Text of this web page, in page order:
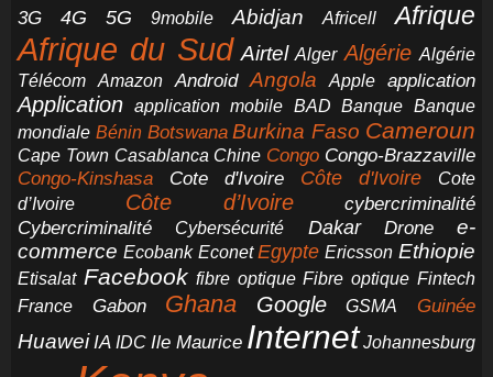
3G 4G 5G 9mobile Abidjan Africell Afrique
Afrique du Sud Airtel Alger Algérie Algérie
Télécom
Amazon Android Angola Apple application
Application application mobile BAD Banque Banque
mondiale Bénin Botswana Burkina Faso Cameroun
Cape Town Casablanca Chine Congo Congo-Brazzaville
Congo-Kinshasa Cote d'Ivoire Côte d'Ivoire
Cote
d’Ivoire
Côte d’Ivoire
cybercriminalité
Cybercriminalité
Cybersécurité Dakar Drone
e-
commerce Ecobank Econet Egypte Ericsson Ethiopie
Etisalat Facebook fibre optique Fibre optique Fintech
France
Gabon Ghana Google GSMA Guinée
Huawei IA IDC Ile Maurice Internet Johannesburg